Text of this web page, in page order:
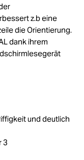
z.b eine
die Orientierung.
dank ihrem
und deutlich
3